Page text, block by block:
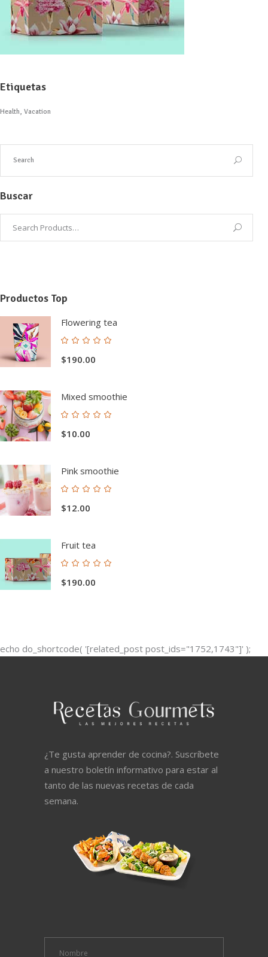
Etiquetas
Health Vacation
Buscar
Productos Top
Flowering tea
5.00
$190.00
Mixed smoothie
5.00
$10.00
Pink smoothie
5.00
$12.00
Fruit tea
5.00
$190.00
echo do_shortcode( '[related_post post_ids="1752,1743"]' );
¿Te gusta aprender de cocina?. Suscríbete
a nuestro boletín informativo para estar al
tanto de las nuevas recetas de cada
semana.